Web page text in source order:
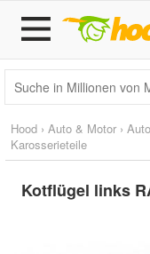
Hood › Auto & Motor ›
Karosserieteile
Kotflügel links